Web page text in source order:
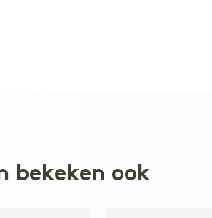
bekeken ook